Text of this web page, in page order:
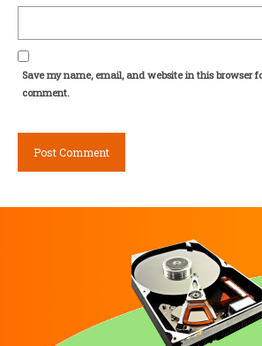
Save my name, email, and website in this browser
comment.